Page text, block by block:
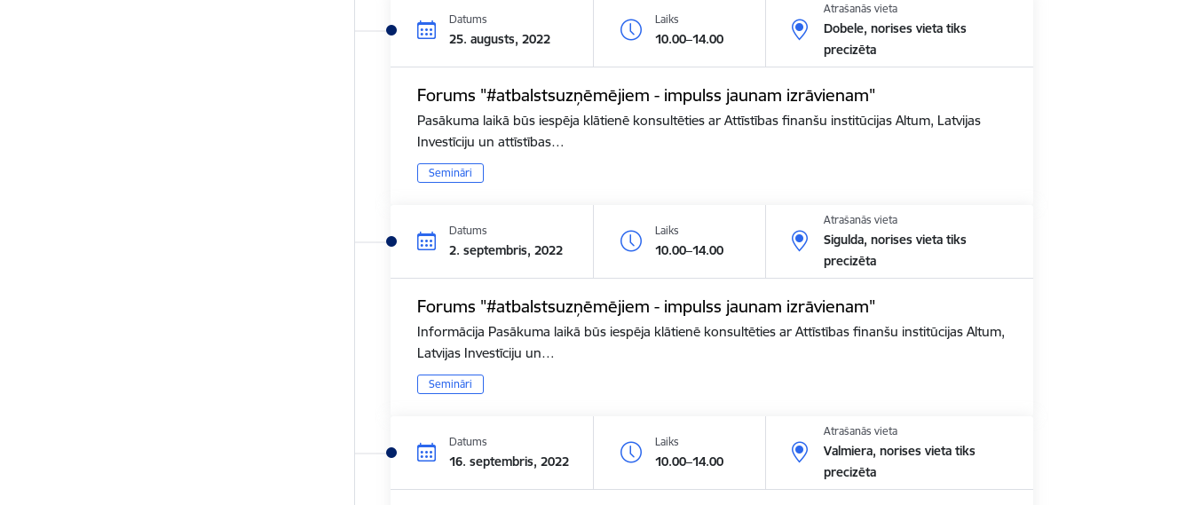
Datums
25. augusts, 2022
Laiks
10.00–14.00
Atrašanās vieta
Dobele, norises vieta tiks
precizēta
Forums "#atbalstsuzņēmējiem - impulss jaunam izrāvienam"
Pasākuma laikā būs iespēja klātienē konsultēties ar Attīstības finanšu institūcijas Altum, Latvijas
Investīciju un attīstības…
Semināri
Datums
2. septembris, 2022
Laiks
10.00–14.00
Atrašanās vieta
Sigulda, norises vieta tiks
precizēta
Forums "#atbalstsuzņēmējiem - impulss jaunam izrāvienam"
Informācija Pasākuma laikā būs iespēja klātienē konsultēties ar Attīstības finanšu institūcijas Altum,
Latvijas Investīciju un…
Semināri
Datums
16. septembris, 2022
Laiks
10.00–14.00
Atrašanās vieta
Valmiera, norises vieta tiks
precizēta